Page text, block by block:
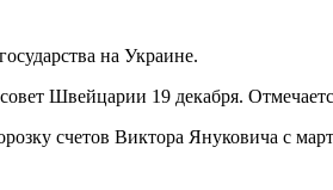
на Украине.
Швейцарии 19 декабря.
счетов Виктора Януковича с